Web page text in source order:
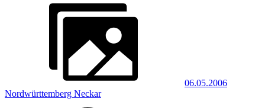
06.05.2006
Nordwürttemberg Neckar